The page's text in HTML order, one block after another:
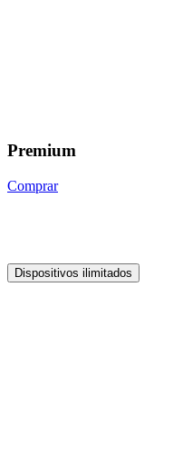
Premium
Comprar
Dispositivos ilimitados